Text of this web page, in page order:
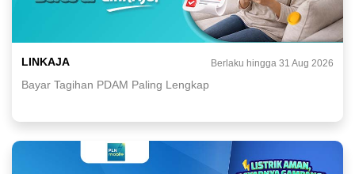
LINKAJA Berlaku hingga 31 Aug 2026
Bayar Tagihan PDAM Paling Lengkap